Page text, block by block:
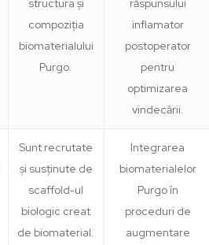
compoziția
biomaterialului
Purgo.
inflamator
postoperator
pentru
optimizarea
vindecării.
Sunt recrutate
și susținute de
scaffold-ul
biologic creat
de biomaterial.
Integrarea
biomaterialelor
Purgo în
proceduri de
augmentare